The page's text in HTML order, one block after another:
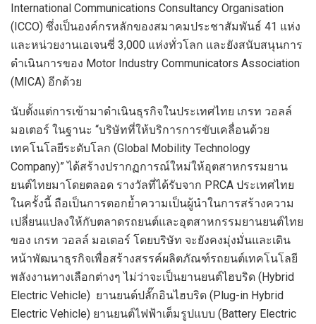
International Communications Consultancy Organisation
(ICCO) ซึ่งเป็นองค์กรหลักของสมาคมประชาสัมพันธ์ 41 แห่ง
และหน่วยงานเอเจนซี่ 3,000 แห่งทั่วโลก และยังสนับสนุนการ
ดำเนินการของ Motor Industry Communicators Association
(MICA) อีกด้วย
นับตั้งแต่การเข้ามาดำเนินธุรกิจในประเทศไทย เกรท วอลล์
มอเตอร์ ในฐานะ “บริษัทที่ให้บริการการขับเคลื่อนด้วย
เทคโนโลยีระดับโลก (Global Mobility Technology
Company)” ได้สร้างปรากฏการณ์ใหม่ให้อุตสาหกรรมยาน
ยนต์ไทยมาโดยตลอด รางวัลที่ได้รับจาก PRCA ประเทศไทย
ในครั้งนี้ ถือเป็นการตอกย้ำความเป็นผู้นำในการสร้างความ
เปลี่ยนแปลงให้กับตลาดรถยนต์และอุตสาหกรรมยานยนต์ไทย
ของ เกรท วอลล์ มอเตอร์ โดยบริษัท จะยังคงมุ่งมั่นและเดิน
หน้าพัฒนาธุรกิจเพื่อสร้างสรรค์ผลิตภัณฑ์รถยนต์เทคโนโลยี
พลังงานทางเลือกต่างๆ ไม่ว่าจะเป็นยานยนต์ไฮบริด (Hybrid
Electric Vehicle) ยานยนต์ปลั๊กอินไฮบริด (Plug-in Hybrid
Electric Vehicle) ยานยนต์ไฟฟ้าเต็มรูปแบบ (Battery Electric